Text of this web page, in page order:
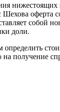
доли.
получение